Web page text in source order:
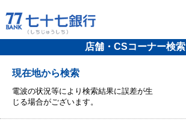
店舗・CSコーナー検索
現在地から検索
電波の状況等により検索結果に誤差が生
じる場合がございます。